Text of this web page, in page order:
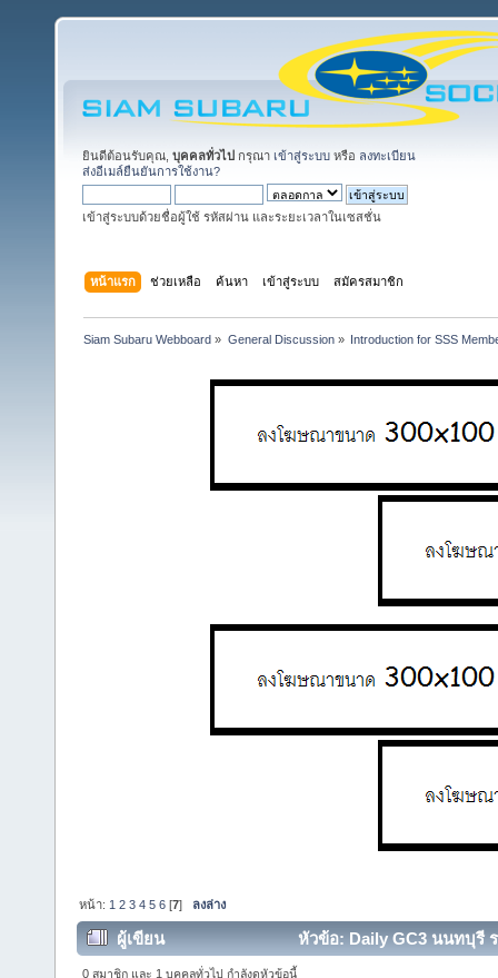
ยินดีต้อนรับคุณ, บุคคลทั่วไป กรุณา เข้าสู่ระบบ หรือ ลงทะเบียน
ส่งอีเมล์ยืนยันการใช้งาน?
เข้าสู่ระบบด้วยชื่อผู้ใช้ รหัสผ่าน และระยะเวลาในเซสชั่น
หน้าแรก ช่วยเหลือ ค้นหา เข้าสู่ระบบ สมัครสมาชิก
Siam Subaru Webboard » General Discussion» Introduction for SSS
หน้า: 1 2 3 4 5 6 [7] ลงล่าง
ผู้เขียน หัวข้อ: Daily GC3 นนทบุรี
0 สมาชิก และ 1 บุคคลทั่วไป กำลังดูหัวข้อนี้